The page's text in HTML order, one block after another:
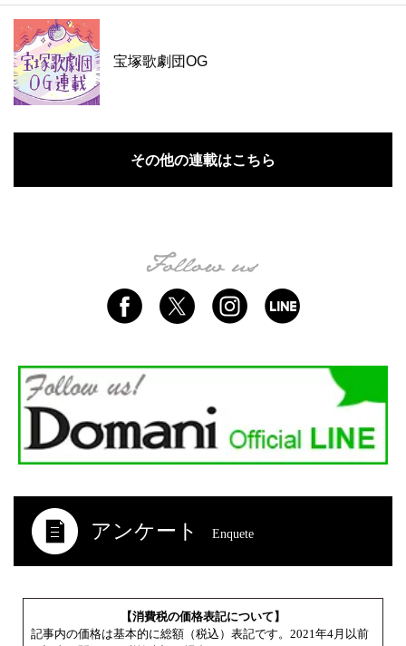
宝塚歌劇団OG
その他の連載はこちら
アンケート Enquete
【消費税の価格表記について】
記事内の価格は基本的に総額（税込）表記です。2021年4月以前